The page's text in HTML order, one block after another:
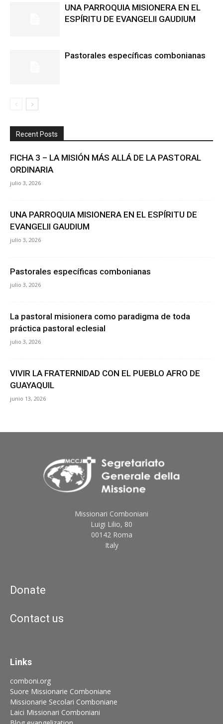
UNA PARROQUIA MISIONERA EN EL
ESPÍRITU DE EVANGELII GAUDIUM
Pastorales específicas combonianas
Recent Posts
FICHA 3 – LA MISIÓN MÁS ALLÁ DE LA PASTORAL
ORDINARIA
julio 3, 2026
UNA PARROQUIA MISIONERA EN EL ESPÍRITU DE
EVANGELII GAUDIUM
julio 3, 2026
Pastorales específicas combonianas
julio 3, 2026
La pastoral misionera como paradigma de toda
práctica pastoral eclesial
julio 3, 2026
VIVIR LA FRATERNIDAD CON EL PUEBLO AFRO DE
GUAYAQUIL
junio 13, 2026
Missionari Comboniani
Luigi Lilio, 80
00142 Roma
Italy
Donate
Contact us
Links
comboni.org
Suore Missionarie Comboniane
Missionarie Secolari Comboniane
Laici Missionari Comboniani